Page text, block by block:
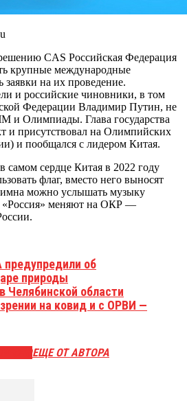
CAS Российская Федерация
крупные международные
заявки на их проведение.
и российские чиновники, в том
Федерации Владимир Путин, не
и Олимпиады. Глава государства
и присутствовал на Олимпийских
и пообщался с лидером Китая.
сердце Китая в 2022 году
флаг, вместо него выносят
можно услышать музыку
«Россия» меняют на ОКР —
об
природы
Челябинской области
на ковид и с ОРВИ —
ЕЩЕ ОТ АВТОРА